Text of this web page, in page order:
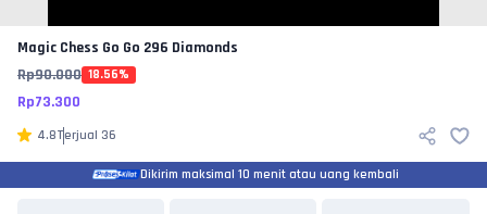
Magic Chess Go Go 296 Diamonds
Rp90.000 18.56%
Rp73.300
4.8Terjual 36
Dikirim maksimal 10 menit atau uang kembali